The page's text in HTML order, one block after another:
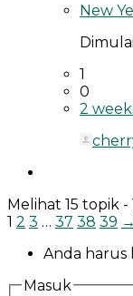
New
1
0
2
Melihat 15 topik -
1 2 3 … 37 38 39 →
Anda
Masuk